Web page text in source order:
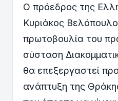
Ο πρόεδρος της
Κυριάκος
πρωτοβουλία του
σύσταση
θα επεξεργαστεί
ανάπτυξη της